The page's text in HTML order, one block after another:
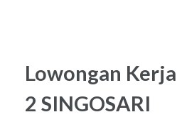
Lowongan Kerja
2 SINGOSARI